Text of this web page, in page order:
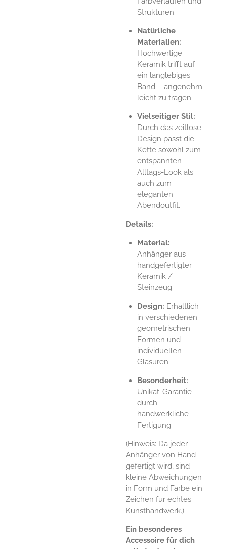
Strukturen.
Natürliche
Materialien:
Hochwertige
Keramik trifft auf
ein langlebiges
Band – angenehm
leicht zu tragen.
Vielseitiger Stil:
Durch das zeitlose
Design passt die
Kette sowohl zum
entspannten
Alltags-Look als
auch zum
eleganten
Abendoutfit.
Details:
Material:
Anhänger aus
handgefertigter
Keramik /
Steinzeug.
Design: Erhältlich
in verschiedenen
geometrischen
Formen und
individuellen
Glasuren.
Besonderheit:
Unikat-Garantie
durch
handwerkliche
Fertigung.
(Hinweis: Da jeder
Anhänger von Hand
gefertigt wird, sind
kleine Abweichungen
in Form und Farbe ein
Zeichen für echtes
Kunsthandwerk.)
Ein besonderes
Accessoire für dich